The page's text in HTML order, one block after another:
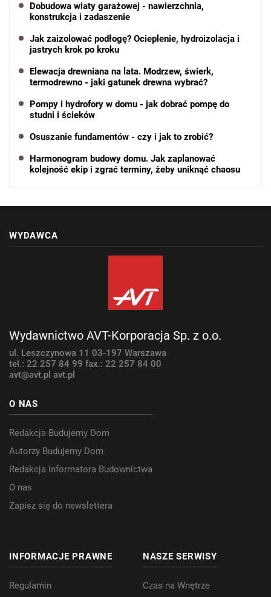
Dobudowa wiaty garażowej - nawierzchnia,
konstrukcja i zadaszenie
Jak zaizolować podłogę? Ocieplenie, hydroizolacja i
jastrych krok po kroku
Elewacja drewniana na lata. Modrzew, świerk,
termodrewno - jaki gatunek drewna wybrać?
Pompy i hydrofory w domu - jak dobrać pompę do
studni i ścieków
Osuszanie fundamentów - czy i jak to zrobić?
Harmonogram budowy domu. Jak zaplanować
kolejność ekip i zgrać terminy, żeby uniknąć chaosu
WYDAWCA
Wydawnictwo AVT-Korporacja Sp. z o.o.
ul. Leszczynowa 11 03-197 Warszawa
tel.: 22 257 84 99 fax.: 22 257 84 00
avt@avt.pl avt.pl
O NAS
Redakcja Budujemy Dom
Autorzy Budujemy Dom
Redakcja Informatora Budownictwa
O nas
Zapisz się do newslettera
INFORMACJE PRAWNE
Regulamin
NASZE SERWISY
Czas na Wnętrze